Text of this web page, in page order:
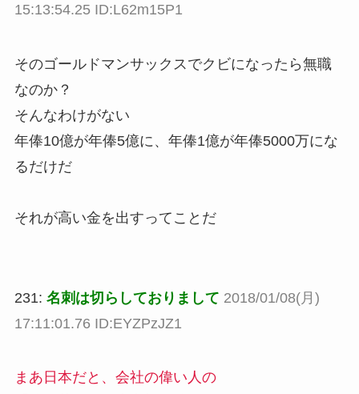
15:13:54.25 ID:L62m15P1
そのゴールドマンサックスでクビになったら無職
なのか？
そんなわけがない
年俸10億が年俸5億に、年俸1億が年俸5000万にな
るだけだ
それが高い金を出すってことだ
231: 名刺は切らしておりまして 2018/01/08(月)
17:11:01.76 ID:EYZPzJZ1
まあ日本だと、会社の偉い人の